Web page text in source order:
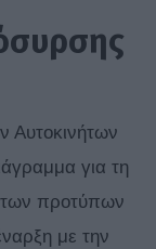
για τη
προτύπων
με την